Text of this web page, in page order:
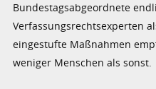
Bundestagsabgeordnete
Verfassungsrechtsexperten
eingestufte Maßnahmen
weniger Menschen als sonst.